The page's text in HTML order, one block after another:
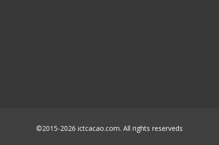
©2015-2026 ictcacao.com. All rights reserveds